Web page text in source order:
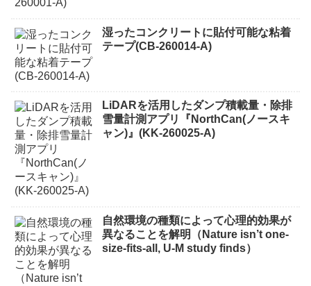
湿ったコンクリートに貼付可能な粘着
テープ(CB-260014-A)
LiDARを活用したダンプ積載量・除排
雪量計測アプリ『NorthCan(ノースキ
ャン)』(KK-260025-A)
自然環境の種類によって心理的効果が
異なることを解明（Nature isn’t one-
size-fits-all, U-M study finds）